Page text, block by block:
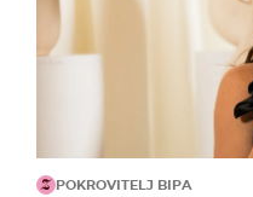
POKROVITELJ BIPA